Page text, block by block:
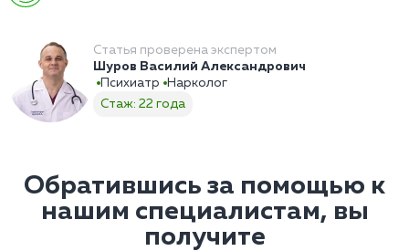
Статья проверена экспертом
Шуров Василий Александрович
Психиатр
Нарколог
Стаж: 22 года
Обратившись за помощью к
нашим специалистам, вы
получите